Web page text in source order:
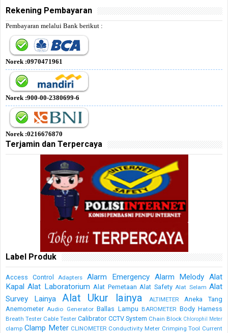
Rekening Pembayaran
Pembayaran melalui Bank berikut :
Norek :0970471961
Norek :900-00-2380699-6
Norek :0216676870
Terjamin dan Terpercaya
Label Produk
Access Control Adapters Alarm Emergency Alarm Melody Alat
Kapal Alat Laboratorium Alat Pemetaan Alat Safety Alat Selam Alat
Survey Lainya
Alat Ukur lainya ALTIMETER
Aneka Tang
Anemometer Audio Generator Ballas Lampu BAROMETER Body Harness
Breath Tester Cable Tester Calibrator CCTV System Chain Block Chlorophil Meter
clamp Clamp Meter CLINOMETER Conductivity Meter Crimping Tool Current